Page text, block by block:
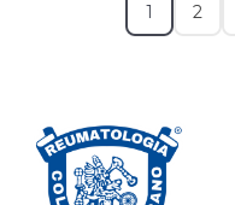
1 2